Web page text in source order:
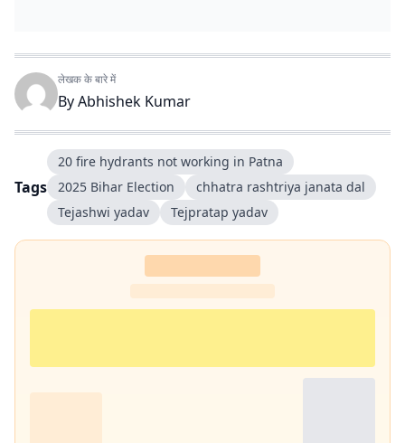
लेखक के बारे में
ByAbhishek Kumar
Tags
20 fire hydrants not working in Patna
2025 Bihar Election
chhatra rashtriya janata dal
Tejashwi yadav
Tejpratap yadav